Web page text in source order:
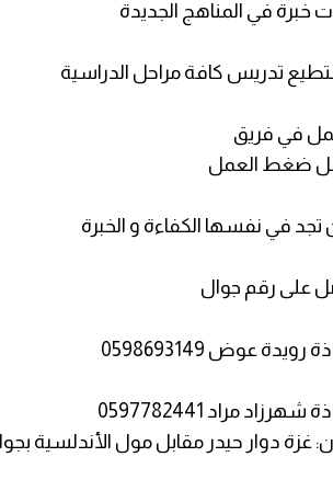
تجد في نفسها الكفاءة و الخبرة
على رقم جوال
رويدة عوض 0598693149
مراد 0597782441
غزة دوار حيدر مقابل مول الأندلسية